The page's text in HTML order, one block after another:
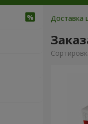
Доставка